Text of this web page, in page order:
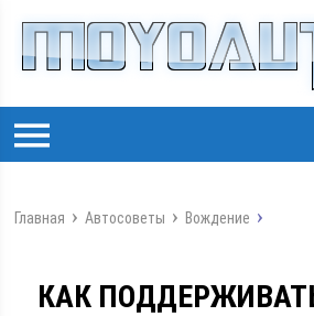
Главная Автосоветы Вождение
КАК